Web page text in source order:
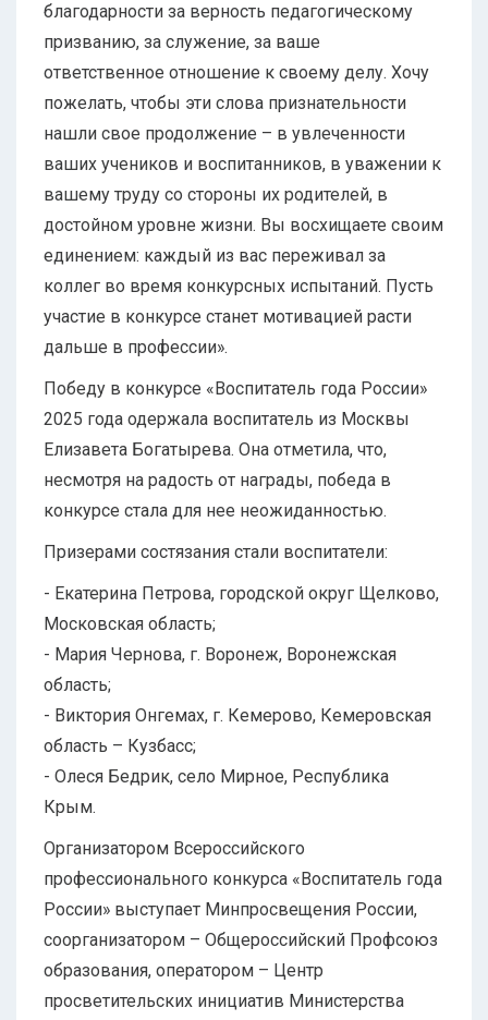
благодарности за верность педагогическому
призванию, за служение, за ваше
ответственное отношение к своему делу. Хочу
пожелать, чтобы эти слова признательности
нашли свое продолжение – в увлеченности
ваших учеников и воспитанников, в уважении к
вашему труду со стороны их родителей, в
достойном уровне жизни. Вы восхищаете своим
единением: каждый из вас переживал за
коллег во время конкурсных испытаний. Пусть
участие в конкурсе станет мотивацией расти
дальше в профессии».
Победу в конкурсе «Воспитатель года России»
2025 года одержала воспитатель из Москвы
Елизавета Богатырева. Она отметила, что,
несмотря на радость от награды, победа в
конкурсе стала для нее неожиданностью.
Призерами состязания стали воспитатели:
- Екатерина Петрова, городской округ Щелково,
Московская область;
- Мария Чернова, г. Воронеж, Воронежская
область;
- Виктория Онгемах, г. Кемерово, Кемеровская
область – Кузбасс;
- Олеся Бедрик, село Мирное, Республика
Крым.
Организатором Всероссийского
профессионального конкурса «Воспитатель года
России» выступает Минпросвещения России,
соорганизатором – Общероссийский Профсоюз
образования, оператором – Центр
просветительских инициатив Министерства